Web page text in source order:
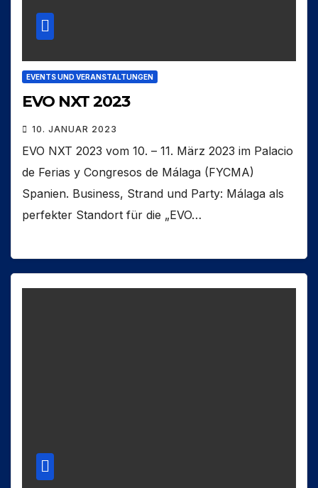
EVENTS UND VERANSTALTUNGEN
EVO NXT 2023
10. JANUAR 2023
EVO NXT 2023 vom 10. – 11. März 2023 im Palacio
de Ferias y Congresos de Málaga (FYCMA)
Spanien. Business, Strand und Party: Málaga als
perfekter Standort für die „EVO…